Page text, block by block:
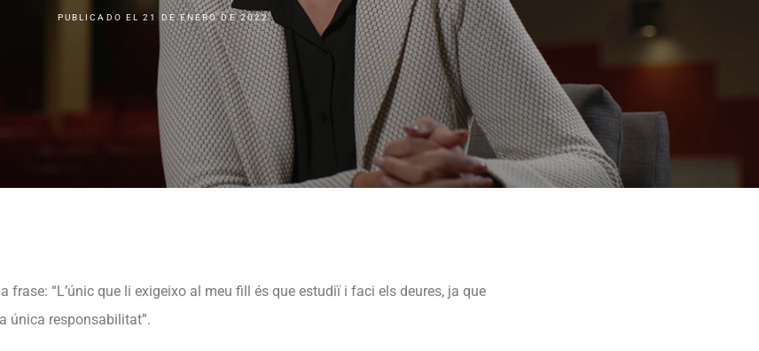
PUBLICADO EL21 DE ENERO DE 2022
frase: “L’únic que li exigeixo al meu fill és que estudiï i faci els deures, ja que
única responsabilitat”.